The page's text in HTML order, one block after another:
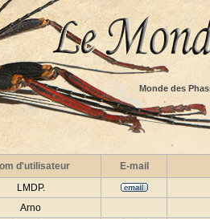
Monde des
d'utilisateur
E-mail
LMDP.
Arno